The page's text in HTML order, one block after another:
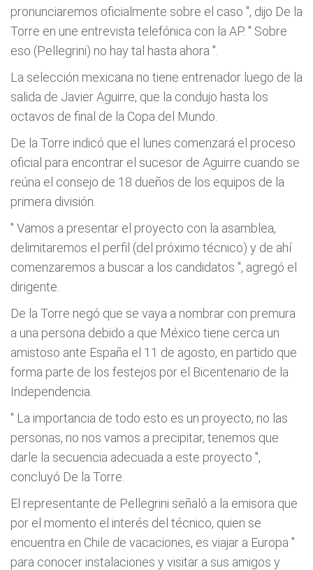
pronunciaremos oficialmente sobre el caso ", dijo De la
Torre en une entrevista telefónica con la AP. " Sobre
eso (Pellegrini) no hay tal hasta ahora ".
La selección mexicana no tiene entrenador luego de la
salida de Javier Aguirre, que la condujo hasta los
octavos de final de la Copa del Mundo.
De la Torre indicó que el lunes comenzará el proceso
oficial para encontrar el sucesor de Aguirre cuando se
reúna el consejo de 18 dueños de los equipos de la
primera división.
" Vamos a presentar el proyecto con la asamblea,
delimitaremos el perfil (del próximo técnico) y de ahí
comenzaremos a buscar a los candidatos ", agregó el
dirigente.
De la Torre negó que se vaya a nombrar con premura
a una persona debido a que México tiene cerca un
amistoso ante España el 11 de agosto, en partido que
forma parte de los festejos por el Bicentenario de la
Independencia.
" La importancia de todo esto es un proyecto, no las
personas, no nos vamos a precipitar, tenemos que
darle la secuencia adecuada a este proyecto ",
concluyó De la Torre.
El representante de Pellegrini señaló a la emisora que
por el momento el interés del técnico, quien se
encuentra en Chile de vacaciones, es viajar a Europa "
para conocer instalaciones y visitar a sus amigos y